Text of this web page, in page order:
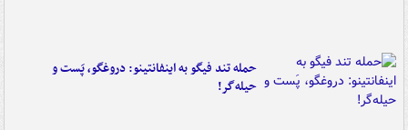
حمله تند فیگو به اینفانتینو: دروغگو، پَست‌ و
حیله‌گر!